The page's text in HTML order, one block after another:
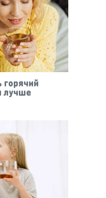
горячий
лучше